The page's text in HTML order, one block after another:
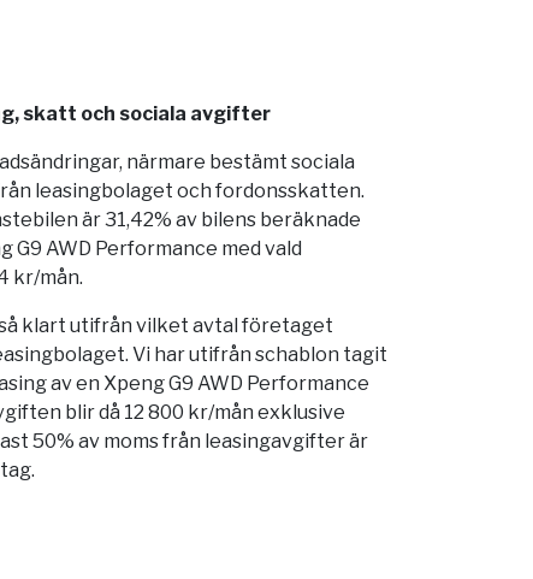
skatt och sociala avgifter
närmare bestämt sociala
leasingbolaget och fordonsskatten.
är 31,42% av bilens beräknade
G9 AWD Performance med vald
kr/mån.
klart utifrån vilket avtal företaget
Vi har utifrån schablon tagit
av en Xpeng G9 AWD Performance
blir då 12 800 kr/mån exklusive
50% av moms från leasingavgifter är